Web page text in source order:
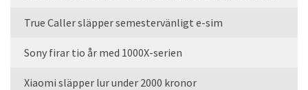
True Caller släpper semestervänligt e-sim
Sony firar tio år med 1000X-serien
Xiaomi släpper lur under 2000 kronor